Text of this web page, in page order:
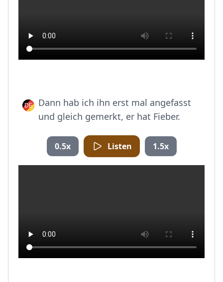
Dann hab ich ihn erst mal angefasst
und gleich gemerkt, er hat Fieber.
0.5x Listen 1.5x